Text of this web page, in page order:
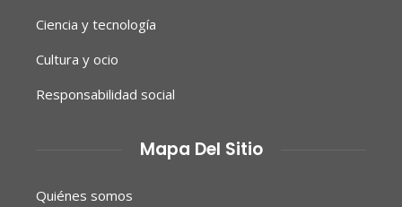
Ciencia y tecnología
Cultura y ocio
Responsabilidad social
Mapa Del Sitio
Quiénes somos